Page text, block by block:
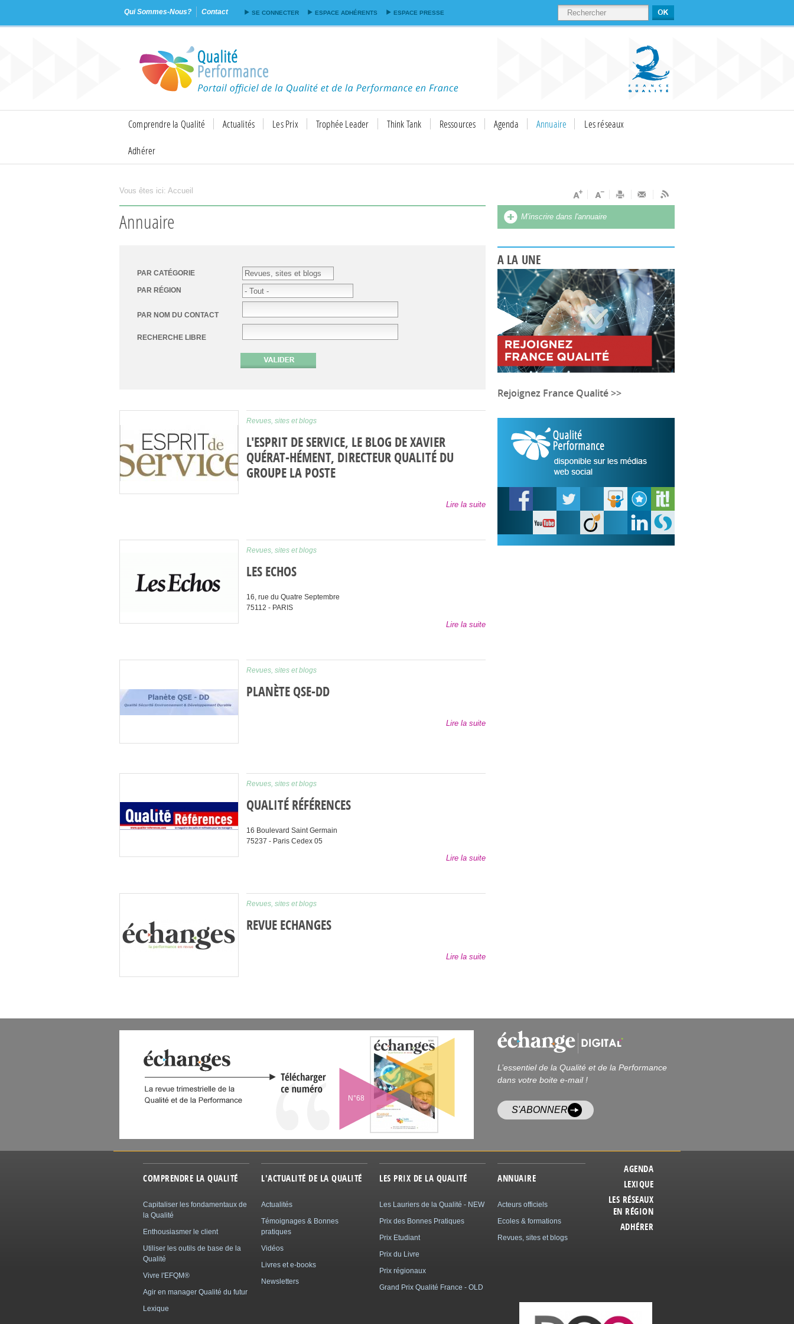
contenu
principal
Qui Sommes-Nous? Contact SE CONNECTER ESPACE ADHÉRENTS ESPACE PRESSE RECHERCHER
Comprendre la Qualité Actualités Les Prix Trophée Leader Think Tank Ressources Agenda Annuaire
Les réseaux
Adhérer
Vous êtes ici: Accueil
Annuaire
PAR CATÉGORIE
PAR RÉGION
PAR NOM DU CONTACT
RECHERCHE LIBRE
Revues, sites et blogs
L'ESPRIT DE SERVICE, LE BLOG DE XAVIER
QUÉRAT-HÉMENT, DIRECTEUR QUALITÉ DU
GROUPE LA POSTE
Lire la suite
Revues, sites et blogs
LES ECHOS
16, rue du Quatre Septembre
75112 - PARIS
Lire la suite
Revues, sites et blogs
PLANÈTE QSE-DD
Lire la suite
Revues, sites et blogs
QUALITÉ RÉFÉRENCES
16 Boulevard Saint Germain
75237 - Paris Cedex 05
Lire la suite
Revues, sites et blogs
REVUE ECHANGES
Lire la suite
M'inscrire dans l'annuaire
A LA UNE
Rejoignez France Qualité >>
N°68
L’essentiel de la Qualité et de la Performance
dans votre boite e-mail !
S'ABONNER
COMPRENDRE LA QUALITÉ
Capitaliser les fondamentaux de
la Qualité
Enthousiasmer le client
Utiliser les outils de base de la
Qualité
Vivre l'EFQM®
Agir en manager Qualité du futur
Lexique
L'ACTUALITÉ DE LA QUALITÉ
Actualités
Témoignages & Bonnes
pratiques
Vidéos
Livres et e-books
Newsletters
LES PRIX DE LA QUALITÉ
Les Lauriers de la Qualité - NEW
Prix des Bonnes Pratiques
Prix Etudiant
Prix du Livre
Prix régionaux
Grand Prix Qualité France - OLD
ANNUAIRE
Acteurs officiels
Ecoles & formations
Revues, sites et blogs
AGENDA
LEXIQUE
LES RÉSEAUX
EN RÉGION
ADHÉRER